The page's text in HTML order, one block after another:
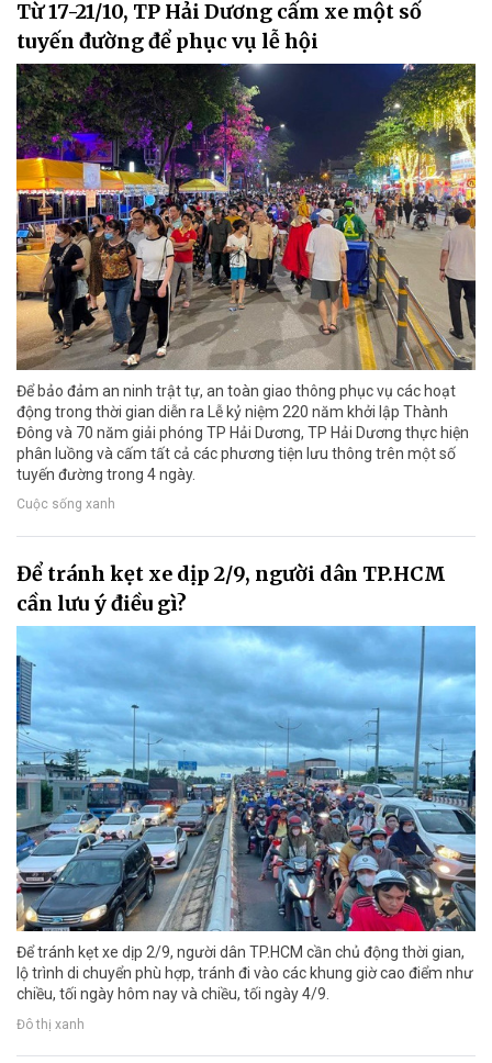
Từ 17-21/10, TP Hải Dương cấm xe một số
tuyến đường để phục vụ lễ hội
Để bảo đảm an ninh trật tự, an toàn giao thông phục vụ các hoạt
động trong thời gian diễn ra Lễ kỷ niệm 220 năm khởi lập Thành
Đông và 70 năm giải phóng TP Hải Dương, TP Hải Dương thực hiện
phân luồng và cấm tất cả các phương tiện lưu thông trên một số
tuyến đường trong 4 ngày.
Cuộc sống xanh
Để tránh kẹt xe dịp 2/9, người dân TP.HCM
cần lưu ý điều gì?
Để tránh kẹt xe dịp 2/9, người dân TP.HCM cần chủ động thời gian,
lộ trình di chuyển phù hợp, tránh đi vào các khung giờ cao điểm như
chiều, tối ngày hôm nay và chiều, tối ngày 4/9.
Đô thị xanh